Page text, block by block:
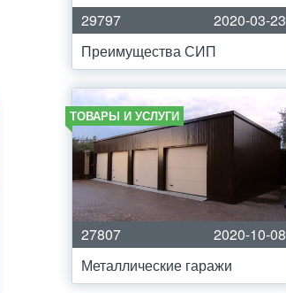
29797
2020-03-23
Преимущества СИП
ТОВАРЫ И УСЛУГИ
27807
2020-10-08
Металлические гаражи